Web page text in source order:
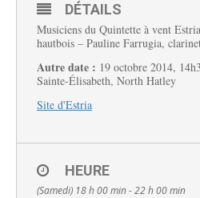
Français
DÉTAILS
Musiciens du Quintette à vent
hautbois – Pauline Farrugia,
Autre date : 19 octobre 2014,
Sainte-Élisabeth, North Hatley
Site d'Estria
HEURE
(Samedi) 18 h 00 min - 22 h 00 min